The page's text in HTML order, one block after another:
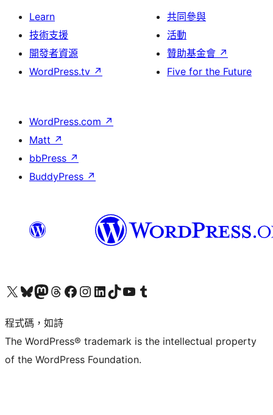
Learn
技術支援
開發者資源
WordPress.tv ↗
共同參與
活動
贊助基金會 ↗
Five for the Future
WordPress.com ↗
Matt ↗
bbPress ↗
BuddyPress ↗
查看我們的 X (之前的 Twitter) 帳號造訪我們的 Bluesky 帳號造訪我們的 Mastodon 帳號造訪我們的 Threads 帳號 造訪我們的 Facebook 粉絲專頁Visit our Instagram account
Visit our LinkedIn account
造訪我們的 TikTok 帳號Visit our YouTube channel
造訪我們的 Tumblr 帳號
程式碼，如詩
The WordPress® trademark is the intellectual property
of the WordPress Foundation.